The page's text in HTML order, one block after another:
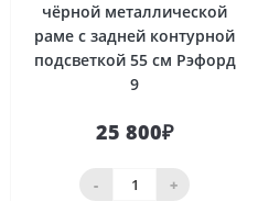
чёрной металлической
раме с задней контурной
подсветкой 55 см Рэфорд
9
25 800₽
- +